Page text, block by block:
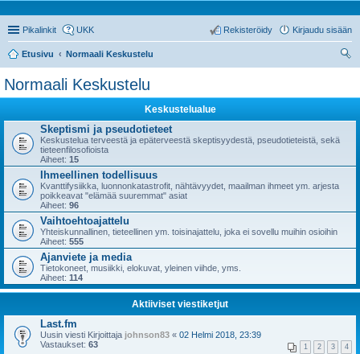
Pikalinkit UKK Kirjaudu sisään
Rekisteröidy
Etusivu
Normaali Keskustelu
Normaali Keskustelu
Keskustelualue
Skeptismi ja pseudotieteet
Keskustelua terveestä ja epäterveestä skeptisyydestä, pseudotieteistä, sekä
tieteenfilosofioista
Aiheet: 15
Ihmeellinen todellisuus
Kvanttifysiikka, luonnonkatastrofit, nähtävyydet, maailman ihmeet ym. arjesta
poikkeavat "elämää suuremmat" asiat
Aiheet: 96
Vaihtoehtoajattelu
Yhteiskunnallinen, tieteellinen ym. toisinajattelu, joka ei sovellu muihin osioihin
Aiheet: 555
Ajanviete ja media
Tietokoneet, musiikki, elokuvat, yleinen viihde, yms.
Aiheet: 114
Aktiiviset viestiketjut
Last.fm
Uusin viesti Kirjoittaja johnson83 « 02 Helmi 2018, 23:39
Vastaukset: 63 1 2 3 4